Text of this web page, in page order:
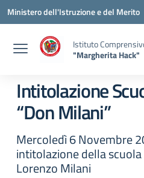
Vai ai contenuti
Vai al menu di navigazione
Vai al footer
Ministero dell'Istruzione e del Merito
Istituto
"Margherita Hack"
Intitolazione
“Don Milani”
Mercoledì 6 Novembre
intitolazione della
Lorenzo Milani